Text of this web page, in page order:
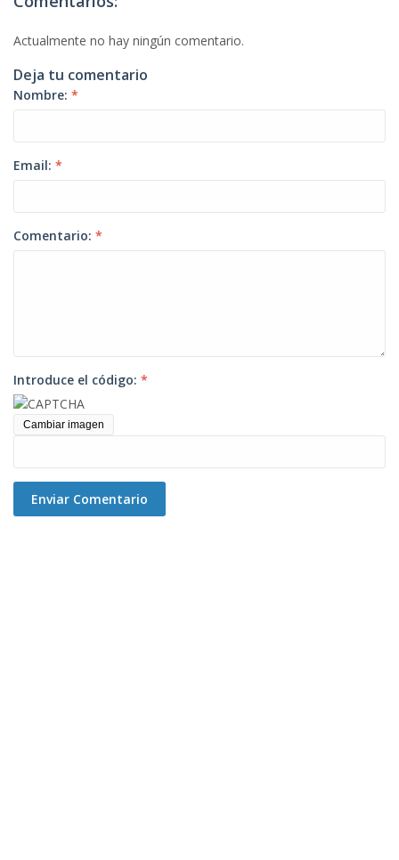
Actualmente no hay ningún comentario.
Deja tu comentario
Nombre: *
Email: *
Comentario: *
Introduce el código: *
Cambiar imagen
Enviar Comentario